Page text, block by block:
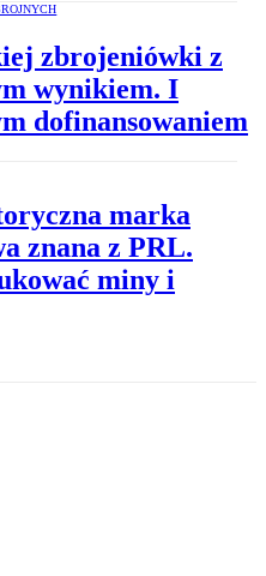
zbrojeniówki z
wynikiem. I
dofinansowaniem
marka
znana z PRL.
miny i